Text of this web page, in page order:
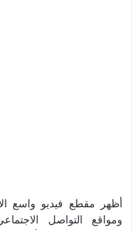
أظهر مقطع فيديو واسع
ومواقع التواصل